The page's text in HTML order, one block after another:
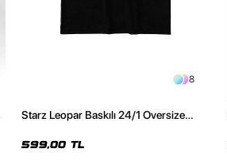
8
Starz Leopar Baskılı 24/1 Oversize
599,00 TL